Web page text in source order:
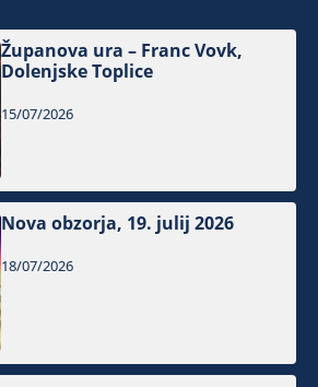
Županova ura – Franc Vovk,
Dolenjske Toplice
15/07/2026
Nova obzorja, 19. julij 2026
18/07/2026